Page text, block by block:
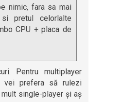
nimic, fara sa mai
pretul celorlalte
CPU + placa de
Pentru multiplayer
vei prefera să rulezi
single-player și aș